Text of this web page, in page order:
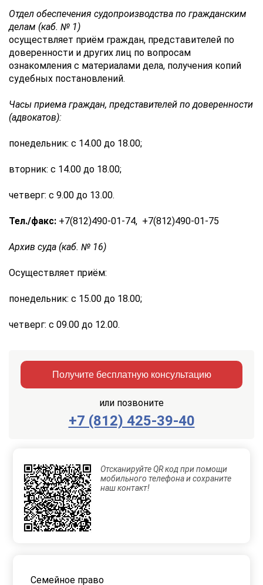
Отдел обеспечения судопроизводства по гражданским
делам (каб. № 1)
осуществляет приём граждан, представителей по
доверенности и других лиц по вопросам
ознакомления с материалами дела, получения копий
судебных постановлений.
Часы приема граждан, представителей по доверенности
(адвокатов):
понедельник: с 14.00 до 18.00;
вторник: с 14.00 до 18.00;
четверг: с 9.00 до 13.00.
Тел./факс: +7(812)490-01-74, +7(812)490-01-75
Архив суда (каб. № 16)
Осуществляет приём:
понедельник: с 15.00 до 18.00;
четверг: с 09.00 до 12.00.
Получите бесплатную консультацию
или позвоните
+7 (812) 425-39-40
Заказать
Отправляя
данные,
Вы
соглашаетесь
с
Правилами
Отсканируйте QR код при помощи
мобильного телефона и сохраните
наш контакт!
Семейное право